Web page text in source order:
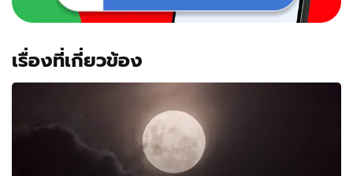
เรื่องที่เกี่ยวข้อง